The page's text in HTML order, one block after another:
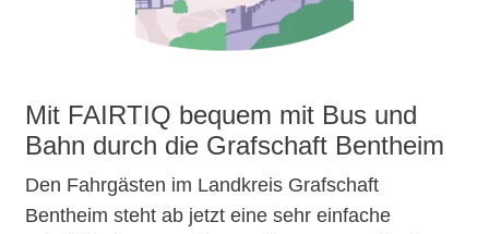
Mit FAIRTIQ bequem mit Bus und
Bahn durch die Grafschaft Bentheim
Den Fahrgästen im Landkreis Grafschaft
Bentheim steht ab jetzt eine sehr einfache